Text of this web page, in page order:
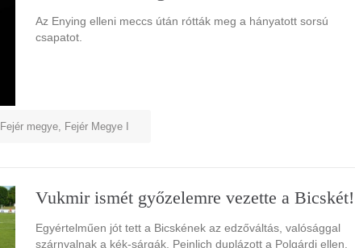
Az Enying elleni meccs útán rótták meg a hányatott sorsú
csapatot.
Fejér megye Fejér Megye I
Vukmir ismét győzelemre vezette a Bicskét!
Egyértelműen jót tett a Bicskének az edzőváltás, valósággal
szárnyalnak a kék-sárgák. Peinlich duplázott a Polgárdi ellen.